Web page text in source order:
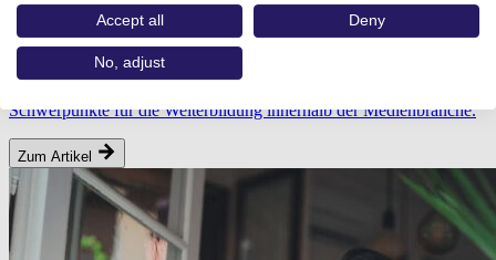
Medienschaffende?
Gerade die Medienbranche muss sich an stetig neue Entwicklungen
Schwerpunkte für die Weiterbildung innerhalb der Medienbranche.
Zum Artikel
Accept all Deny
No, adjust